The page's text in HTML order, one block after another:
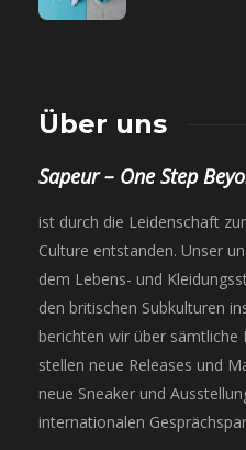
Über uns
Sapeur – One Step
ist durch die Leidenschaft
Culture entstanden. Unser
dem Lebens- und
den britischen Subkulturen
berichten wir über sämtliche
stellen neue Releases und
neue Sneaker und
internationalen